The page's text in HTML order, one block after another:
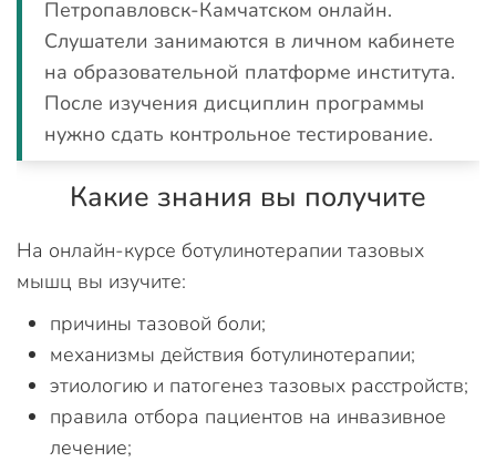
Петропавловск-Камчатском онлайн.
Слушатели занимаются в личном кабинете
на образовательной платформе института.
После изучения дисциплин программы
нужно сдать контрольное тестирование.
Какие знания вы получите
На онлайн-курсе ботулинотерапии тазовых
мышц вы изучите:
причины тазовой боли;
механизмы действия ботулинотерапии;
этиологию и патогенез тазовых расстройств;
правила отбора пациентов на инвазивное
лечение;